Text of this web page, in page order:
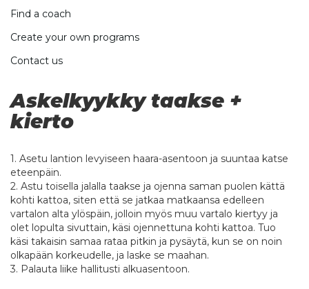
Find a coach
Create your own programs
Contact us
Askelkyykky taakse +
kierto
1. Asetu lantion levyiseen haara-asentoon ja suuntaa katse
eteenpäin.
2. Astu toisella jalalla taakse ja ojenna saman puolen kättä
kohti kattoa, siten että se jatkaa matkaansa edelleen
vartalon alta ylöspäin, jolloin myös muu vartalo kiertyy ja
olet lopulta sivuttain, käsi ojennettuna kohti kattoa. Tuo
käsi takaisin samaa rataa pitkin ja pysäytä, kun se on noin
olkapään korkeudelle, ja laske se maahan.
3. Palauta liike hallitusti alkuasentoon.